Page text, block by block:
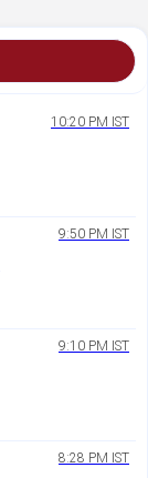
10:20 PM IST
9:50 PM IST
9:10 PM IST
8:28 PM IST